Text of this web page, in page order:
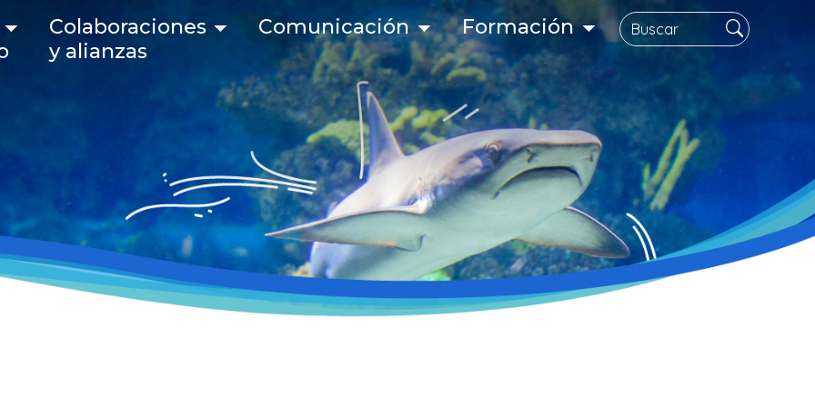
navigation
Colaboraciones
y alianzas
Comunicación Formación Search